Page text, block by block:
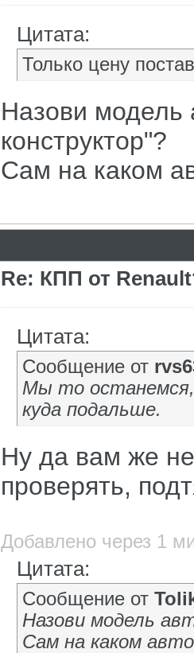
Цитата:
Только цену
Назови модель
конструктор"?
Сам на каком
Re: КПП от
Цитата:
Сообщение от
Мы то останемся,
куда подальше.
Ну да вам же
проверять,
Добавлено через 1
Цитата:
Сообщение от
Назови модель
Сам на каком